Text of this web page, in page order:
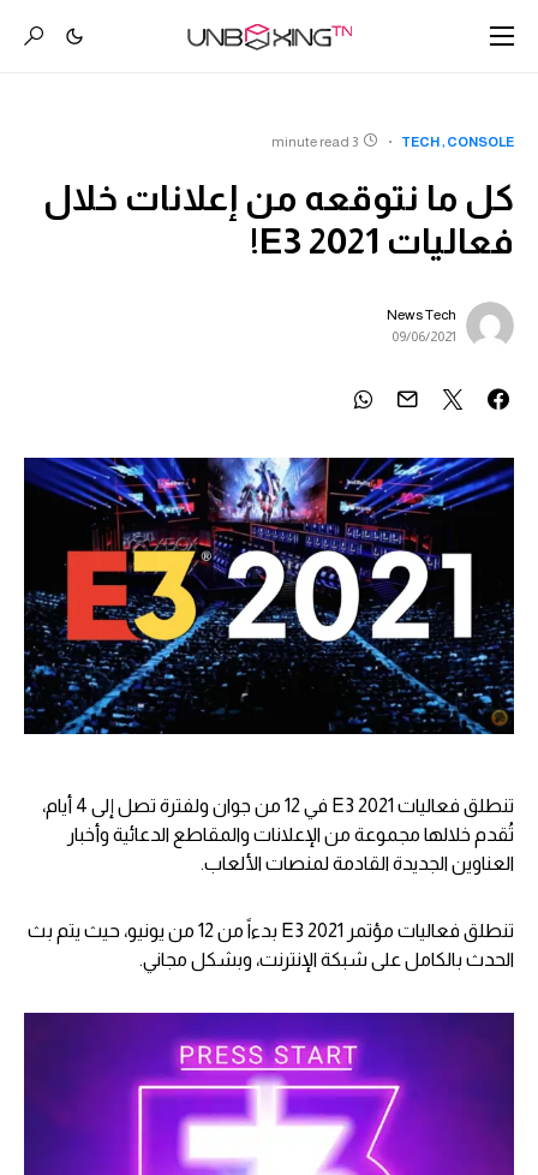
CONSOLE
TECH
3 minute read
كل ما نتوقعه من إعلانات خلال
فعاليات E3 2021!
News Tech
09/06/2021
تنطلق فعاليات E3 2021 في 12 من جوان ولفترة تصل إلى 4 أيام،
تُقدم خلالها مجموعة من الإعلانات والمقاطع الدعائية وأخبار
العناوين الجديدة القادمة لمنصات الألعاب.
تنطلق فعاليات مؤتمر E3 2021 بدءاً من 12 من يونيو، حيث يتم بث
الحدث بالكامل على شبكة الإنترنت، وبشكل مجاني.